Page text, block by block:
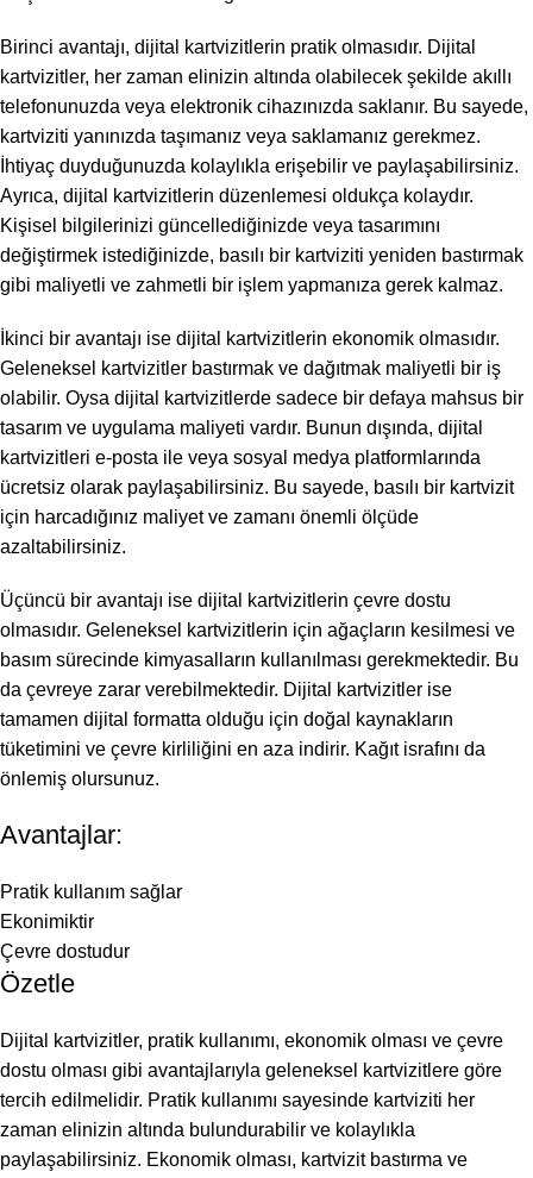
Birinci avantajı, dijital kartvizitlerin pratik olmasıdır. Dijital
kartvizitler, her zaman elinizin altında olabilecek şekilde akıllı
telefonunuzda veya elektronik cihazınızda saklanır. Bu sayede,
kartviziti yanınızda taşımanız veya saklamanız gerekmez.
İhtiyaç duyduğunuzda kolaylıkla erişebilir ve paylaşabilirsiniz.
Ayrıca, dijital kartvizitlerin düzenlemesi oldukça kolaydır.
Kişisel bilgilerinizi güncellediğinizde veya tasarımını
değiştirmek istediğinizde, basılı bir kartviziti yeniden bastırmak
gibi maliyetli ve zahmetli bir işlem yapmanıza gerek kalmaz.
İkinci bir avantajı ise dijital kartvizitlerin ekonomik olmasıdır.
Geleneksel kartvizitler bastırmak ve dağıtmak maliyetli bir iş
olabilir. Oysa dijital kartvizitlerde sadece bir defaya mahsus bir
tasarım ve uygulama maliyeti vardır. Bunun dışında, dijital
kartvizitleri e-posta ile veya sosyal medya platformlarında
ücretsiz olarak paylaşabilirsiniz. Bu sayede, basılı bir kartvizit
için harcadığınız maliyet ve zamanı önemli ölçüde
azaltabilirsiniz.
Üçüncü bir avantajı ise dijital kartvizitlerin çevre dostu
olmasıdır. Geleneksel kartvizitlerin için ağaçların kesilmesi ve
basım sürecinde kimyasalların kullanılması gerekmektedir. Bu
da çevreye zarar verebilmektedir. Dijital kartvizitler ise
tamamen dijital formatta olduğu için doğal kaynakların
tüketimini ve çevre kirliliğini en aza indirir. Kağıt israfını da
önlemiş olursunuz.
Avantajlar:
Pratik kullanım sağlar
Ekonimiktir
Çevre dostudur
Özetle
Dijital kartvizitler, pratik kullanımı, ekonomik olması ve çevre
dostu olması gibi avantajlarıyla geleneksel kartvizitlere göre
tercih edilmelidir. Pratik kullanımı sayesinde kartviziti her
zaman elinizin altında bulundurabilir ve kolaylıkla
paylaşabilirsiniz. Ekonomik olması, kartvizit bastırma ve